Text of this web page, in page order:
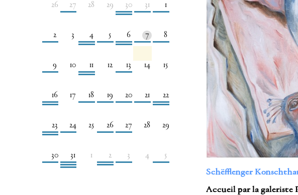
26 27 28 29 30 31 1
2 3 4 5 6 7 8
9 10 11 12 13 14 15
16 17 18 19 20 21 22
23 24 25 26 27 28 29
30 31 1 2 3 4 5
Schëfflenger
Accueil par la galeriste